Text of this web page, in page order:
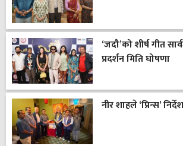
‘जदौ’को शीर्ष गीत
प्रदर्शन मिति घोषणा
नीर शाहले ‘प्रिन्स’